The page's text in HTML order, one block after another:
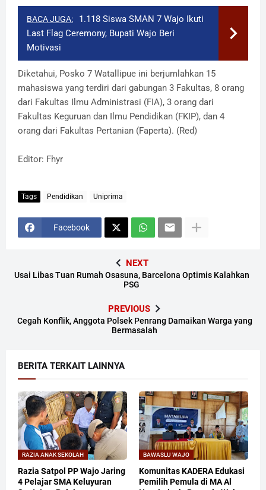
BACA JUGA:
1.118 Siswa SMAN 7 Wajo Ikuti
Last Flag Ceremony, Bupati Wajo Beri
Motivasi
Diketahui, Posko 7 Watallipue ini berjumlahkan 15
mahasiswa yang terdiri dari gabungan 3 Fakultas, 8 orang
dari Fakultas Ilmu Administrasi (FIA), 3 orang dari
Fakultas Keguruan dan Ilmu Pendidikan (FKIP), dan 4
orang dari Fakultas Pertanian (Faperta). (Red)
Editor: Fhyr
Tags Pendidikan Uniprima
Facebook
NEXT
Usai Libas Tuan Rumah Osasuna, Barcelona Optimis Kalahkan
PSG
PREVIOUS
Cegah Konflik, Anggota Polsek Penrang Damaikan Warga yang
Bermasalah
BERITA TERKAIT LAINNYA
RAZIA ANAK SEKOLAH
Razia Satpol PP Wajo Jaring
4 Pelajar SMA Keluyuran
BAWASLU WAJO
Komunitas KADERA Edukasi
Pemilih Pemula di MA Al